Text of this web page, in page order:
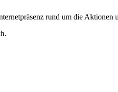
rund um die Aktionen